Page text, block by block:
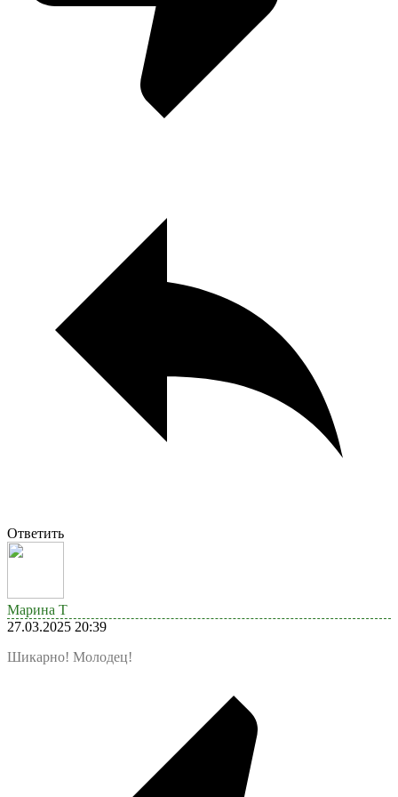
Ответить
Марина Т
27.03.2025 20:39
Шикарно! Молодец!